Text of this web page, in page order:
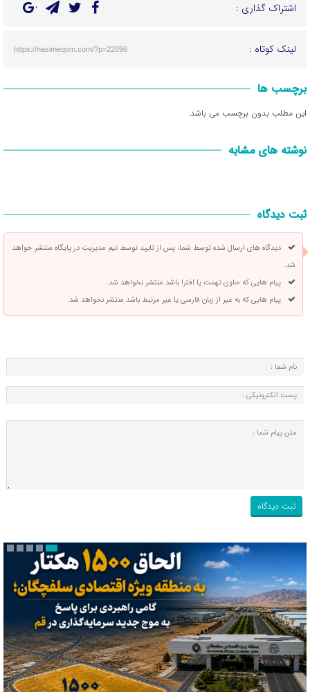
اشتراک گذاری :
لینک کوتاه : https://nasimeqom.com/?p=22096
برچسب ها
این مطلب بدون برچسب می باشد.
نوشته های مشابه
ثبت دیدگاه
دیدگاه های ارسال شده توسط شما، پس از تایید توسط تیم مدیریت در پایگاه منتشر خواهد
شد.
پیام هایی که حاوی تهمت یا افترا باشد منتشر نخواهد شد.
پیام هایی که به غیر از زبان فارسی یا غیر مرتبط باشد منتشر نخواهد شد.